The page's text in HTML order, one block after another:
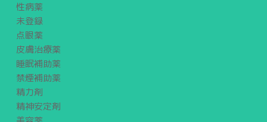
性病薬
未登録
点眼薬
皮膚治療薬
睡眠補助薬
禁煙補助薬
精力剤
精神安定剤